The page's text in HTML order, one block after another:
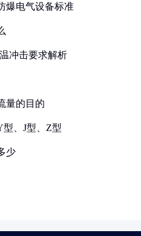
爆电气设备标准
冲击要求解析
量的目的
、J型、Z型
少